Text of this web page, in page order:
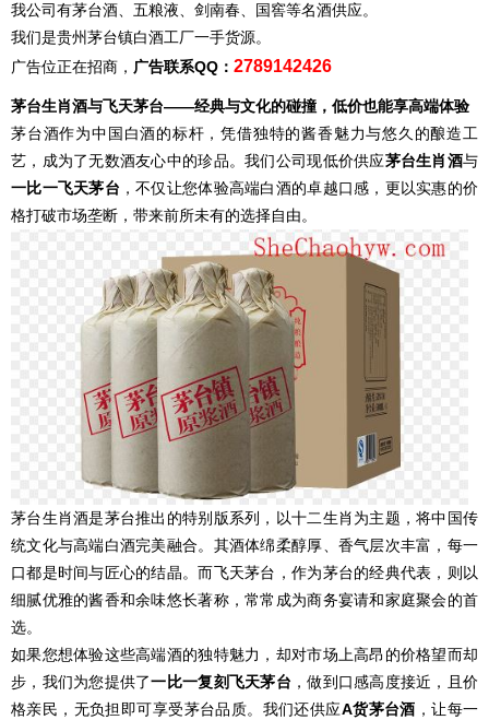
我公司有茅台酒、五粮液、剑南春、国窖等名酒供应。
我们是贵州茅台镇白酒工厂一手货源。
广告位正在招商， 广告联系QQ： 2789142426
茅台生肖酒与飞天茅台——经典与文化的碰撞，低价也能享高端体验
茅台酒作为中国白酒的标杆，凭借独特的酱香魅力与悠久的酿造工
艺，成为了无数酒友心中的珍品。我们公司现低价供应茅台生肖酒与
一比一飞天茅台 ，不仅让您体验高端白酒的卓越口感，更以实惠的价
格打破市场垄断，带来前所未有的选择自由。
茅台生肖酒是茅台推出的特别版系列，以十二生肖为主题，将中国传
统文化与高端白酒完美融合。其酒体绵柔醇厚、香气层次丰富，每一
口都是时间与匠心的结晶。而飞天茅台，作为茅台的经典代表，则以
细腻优雅的酱香和余味悠长著称，常常成为商务宴请和家庭聚会的首
选。
如果您想体验这些高端酒的独特魅力，却对市场上高昂的价格望而却
步，我们为您提供了一比一复刻飞天茅台 ，做到口感高度接近，且价
格亲民，无负担即可享受茅台品质。我们还供应A货茅台酒 ，让每一